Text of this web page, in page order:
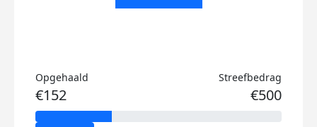
Opgehaald
€152
Streefbedrag
€500